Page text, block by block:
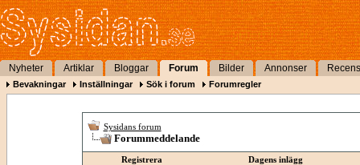
Nyheter Artiklar Bloggar Forum Bilder Annonser
Bevakningar Inställningar Sök i forum Forumregler
Sysidans forum
Forummeddelande
Registrera Dagens inlägg